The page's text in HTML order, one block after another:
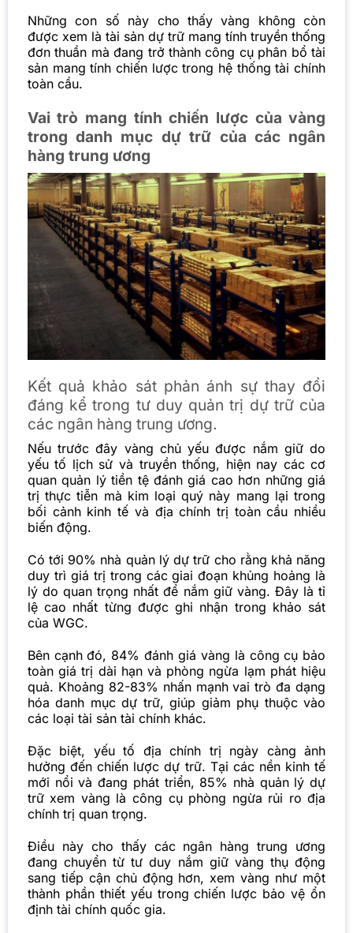
Những con số này cho thấy vàng không còn
được xem là tài sản dự trữ mang tính truyền thống
đơn thuần mà đang trở thành công cụ phân bổ tài
sản mang tính chiến lược trong hệ thống tài chính
toàn cầu.
Vai trò mang tính chiến lược của vàng
trong danh mục dự trữ của các ngân
hàng trung ương
Kết quả khảo sát phản ánh sự thay đổi
đáng kể trong tư duy quản trị dự trữ của
các ngân hàng trung ương.
Nếu trước đây vàng chủ yếu được nắm giữ do
yếu tố lịch sử và truyền thống, hiện nay các cơ
quan quản lý tiền tệ đánh giá cao hơn những giá
trị thực tiễn mà kim loại quý này mang lại trong
bối cảnh kinh tế và địa chính trị toàn cầu nhiều
biến động.
Có tới 90% nhà quản lý dự trữ cho rằng khả năng
duy trì giá trị trong các giai đoạn khủng hoảng là
lý do quan trọng nhất để nắm giữ vàng. Đây là tỉ
lệ cao nhất từng được ghi nhận trong khảo sát
của WGC.
Bên cạnh đó, 84% đánh giá vàng là công cụ bảo
toàn giá trị dài hạn và phòng ngừa lạm phát hiệu
quả. Khoảng 82-83% nhấn mạnh vai trò đa dạng
hóa danh mục dự trữ, giúp giảm phụ thuộc vào
các loại tài sản tài chính khác.
Đặc biệt, yếu tố địa chính trị ngày càng ảnh
hưởng đến chiến lược dự trữ. Tại các nền kinh tế
mới nổi và đang phát triển, 85% nhà quản lý dự
trữ xem vàng là công cụ phòng ngừa rủi ro địa
chính trị quan trọng.
Điều này cho thấy các ngân hàng trung ương
đang chuyển từ tư duy nắm giữ vàng thụ động
sang tiếp cận chủ động hơn, xem vàng như một
thành phần thiết yếu trong chiến lược bảo vệ ổn
định tài chính quốc gia.